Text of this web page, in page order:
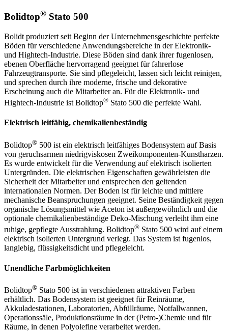
Bolidtop® Stato 500
Bolidt produziert seit Beginn der Unternehmensgeschichte perfekte
Böden für verschiedene Anwendungsbereiche in der Elektronik-
und Hightech-Industrie. Diese Böden sind dank ihrer fugenlosen,
ebenen Oberfläche hervorragend geeignet für fahrerlose
Fahrzeugtransporte. Sie sind pflegeleicht, lassen sich leicht reinigen,
und sprechen durch ihre moderne, frische und dekorative
Erscheinung auch die Mitarbeiter an. Für die Elektronik- und
Hightech-Industrie ist Bolidtop® Stato 500 die perfekte Wahl.
Elektrisch leitfähig, chemikalienbeständig
Bolidtop® 500 ist ein elektrisch leitfähiges Bodensystem auf Basis
von geruchsarmen niedrigviskosen Zweikomponenten-Kunstharzen.
Es wurde entwickelt für die Verwendung auf elektrisch isolierten
Untergründen. Die elektrischen Eigenschaften gewährleisten die
Sicherheit der Mitarbeiter und entsprechen den geltenden
internationalen Normen. Der Boden ist für leichte und mittlere
mechanische Beanspruchungen geeignet. Seine Beständigkeit gegen
organische Lösungsmittel wie Aceton ist außergewöhnlich und die
optionale chemikalienbeständige Deko-Mischung verleiht ihm eine
ruhige, gepflegte Ausstrahlung. Bolidtop® Stato 500 wird auf einem
elektrisch isolierten Untergrund verlegt. Das System ist fugenlos,
langlebig, flüssigkeitsdicht und pflegeleicht.
Unendliche Farbmöglichkeiten
Bolidtop® Stato 500 ist in verschiedenen attraktiven Farben
erhältlich. Das Bodensystem ist geeignet für Reinräume,
Akkuladestationen, Laboratorien, Abfüllräume, Notfallwannen,
Operationssäle, Produktionsräume in der (Petro-)Chemie und für
Räume, in denen Polyolefine verarbeitet werden.